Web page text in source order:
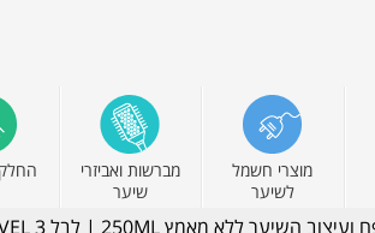
מוצרי חשמל
לשיער
מברשות ואביזרי
שיער